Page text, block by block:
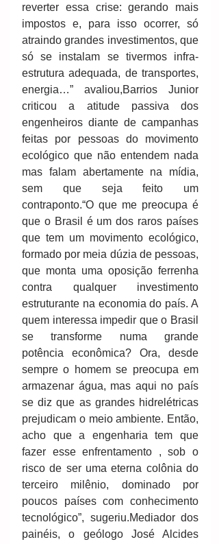
reverter essa crise: gerando mais
impostos e, para isso ocorrer, só
atraindo grandes investimentos, que
só se instalam se tivermos infra-
estrutura adequada, de transportes,
energia…” avaliou,Barrios Junior
criticou a atitude passiva dos
engenheiros diante de campanhas
feitas por pessoas do movimento
ecológico que não entendem nada
mas falam abertamente na mídia,
sem que seja feito um
contraponto.“O que me preocupa é
que o Brasil é um dos raros países
que tem um movimento ecológico,
formado por meia dúzia de pessoas,
que monta uma oposição ferrenha
contra qualquer investimento
estruturante na economia do país. A
quem interessa impedir que o Brasil
se transforme numa grande
potência econômica? Ora, desde
sempre o homem se preocupa em
armazenar água, mas aqui no país
se diz que as grandes hidrelétricas
prejudicam o meio ambiente. Então,
acho que a engenharia tem que
fazer esse enfrentamento , sob o
risco de ser uma eterna colônia do
terceiro milênio, dominado por
poucos países com conhecimento
tecnológico”, sugeriu.Mediador dos
painéis, o geólogo José Alcides